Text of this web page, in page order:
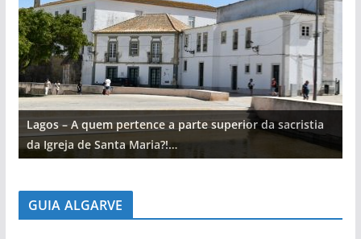
Lagos – A quem pertence a parte superior da sacristia
da Igreja de Santa Maria?!…
GUIA ALGARVE